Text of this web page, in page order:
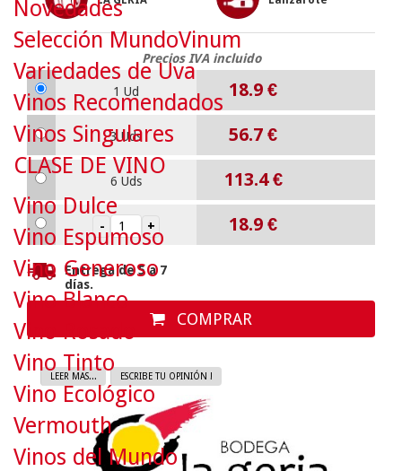
Precios IVA incluido
1 Ud 18.9 €
3 Uds 56.7 €
6 Uds 113.4€
18.9 €
Entrega de 5 a 7
días.
COMPRAR
LEER MAS... ESCRIBE TU OPINIÓN !
Novedades
Selección MundoVinum
Variedades de Uva
Vinos Recomendados
Vinos Singulares
CLASE DE VINO
Vino Dulce
Vino Espumoso
Vino Generoso
Vino Blanco
Vino Rosado
Vino Tinto
Vino Ecológico
Vermouth
Vinos del Mundo